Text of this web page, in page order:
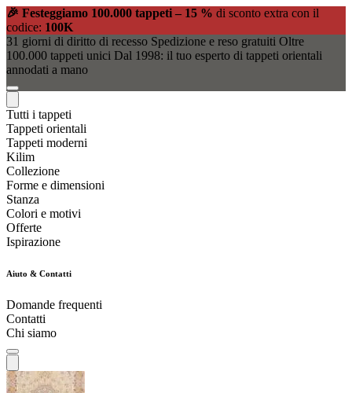
🎉 Festeggiamo 100.000 tappeti – 15 % di sconto extra con il
codice: 100K
31 giorni di diritto di recesso Spedizione e reso gratuiti Oltre
100.000 tappeti unici Dal 1998: il tuo esperto di tappeti orientali
annodati a mano
Tutti i tappeti
Tappeti orientali
Tappeti moderni
Kilim
Collezione
Forme e dimensioni
Stanza
Colori e motivi
Offerte
Ispirazione
Aiuto & Contatti
Domande frequenti
Contatti
Chi siamo